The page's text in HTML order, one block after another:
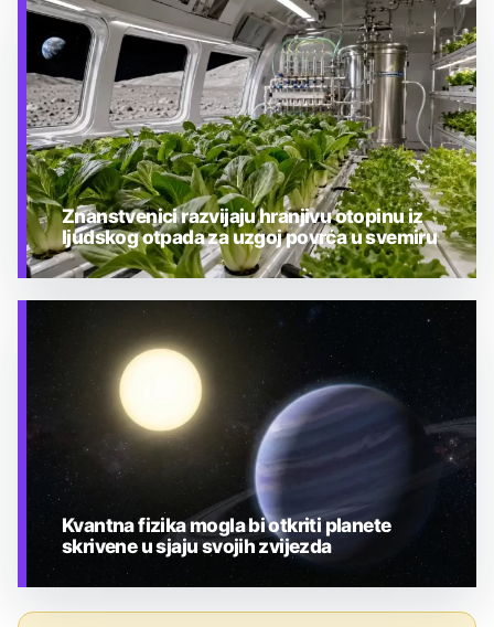
TEHNOLOGIJA
TEHNOLOGIJA
Znanstvenici razvijaju hranjivu otopinu iz
ljudskog otpada za uzgoj povrća u svemiru
Kvantna fizika mogla bi otkriti planete
skrivene u sjaju svojih zvijezda